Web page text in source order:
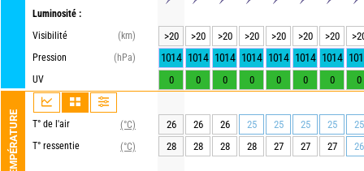
Luminosité :
Visibilité
(km)
Pression
(hPa)
UV
TEMPÉRATURE T° de l'air
(°C)
T° ressentie
(°C)
>20 >20 >20 >20 >20 >20 >20
1014 1014 1014 1014 1014 1014 1014
0 0 0 0 0 0 0 0
26 26 26 25 25 25 25
25
28
28 28 28 27 27 27 26